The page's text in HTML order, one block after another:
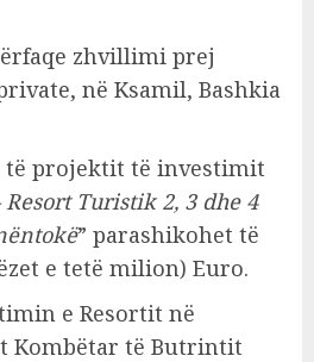
zhvillimi prej
në Ksamil, Bashkia
të projektit të investimit
Turistik 2, 3 dhe 4
” parashikohet të
e tetë milion) Euro.
e Resortit në
Kombëtar të Butrintit